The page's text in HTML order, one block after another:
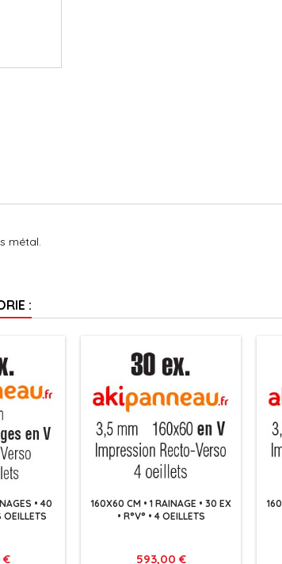
métal.
:
• 40
OEILLETS
€
160X60 CM • 1 RAINAGE • 30 EX
• R°V° • 4 OEILLETS
Prix
593,00 €